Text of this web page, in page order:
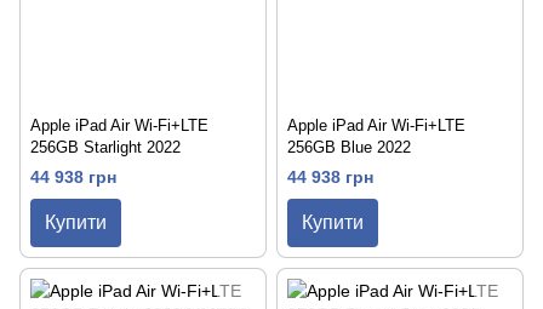
Apple iPad Air Wi-Fi+LTE
256GB Starlight 2022
44 938 грн
Купити
Apple iPad Air Wi-Fi+LTE
256GB Blue 2022
44 938 грн
Купити